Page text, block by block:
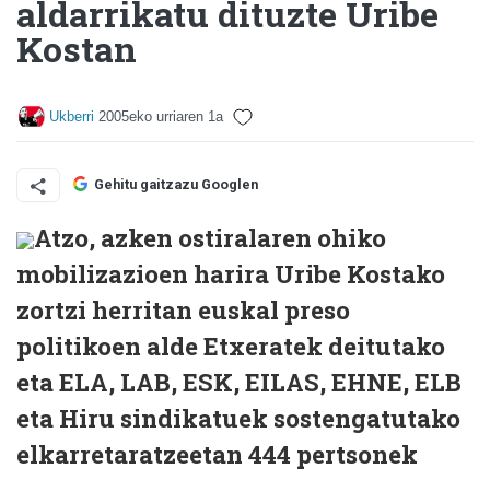
aldarrikatu dituzte Uribe
Kostan
Ukberri 2005eko urriaren 1a
Gehitu gaitzazu Googlen
Atzo, azken ostiralaren ohiko
mobilizazioen harira Uribe Kostako
zortzi herritan euskal preso
politikoen alde Etxeratek deitutako
eta ELA, LAB, ESK, EILAS, EHNE, ELB
eta Hiru sindikatuek sostengatutako
elkarretaratzeetan 444 pertsonek